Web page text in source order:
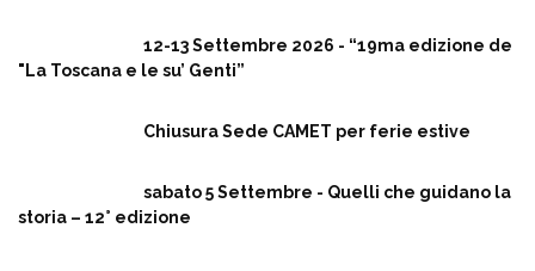
12-13 Settembre 2026 - “19ma edizione de
"La Toscana e le su’ Genti”
Chiusura Sede CAMET per ferie estive
sabato 5 Settembre - Quelli che guidano la
storia – 12° edizione